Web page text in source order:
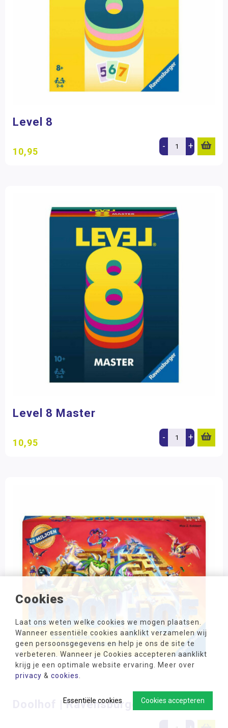
Cookies
Laat ons weten welke cookies we mogen plaatsen.
Wanneer essentiële cookies aanklikt verzamelen wij
geen persoonsgegevens en help je ons de site te
verbeteren. Wanneer je Cookies accepteren aanklikt
krijg je een optimale website ervaring. Meer over
privacy & cookies
Cookies accepteren
Essentiële cookies
Level 8
10,95 - +
Level 8 Master
10,95 - +
Doolhof | Ravensburger